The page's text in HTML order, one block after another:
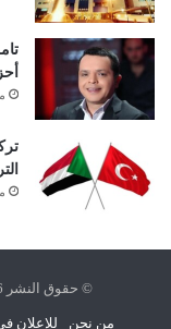
© حقوق النشر 2026، جميع الحقوق محفوظة | كوش نيوز
من نحن للإعلان